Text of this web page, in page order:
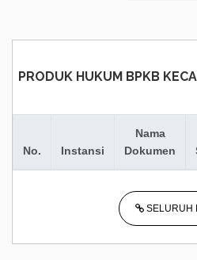
PRODUK HUKUM BPKB
No. Instansi
Nama
Dokumen
SELURUH